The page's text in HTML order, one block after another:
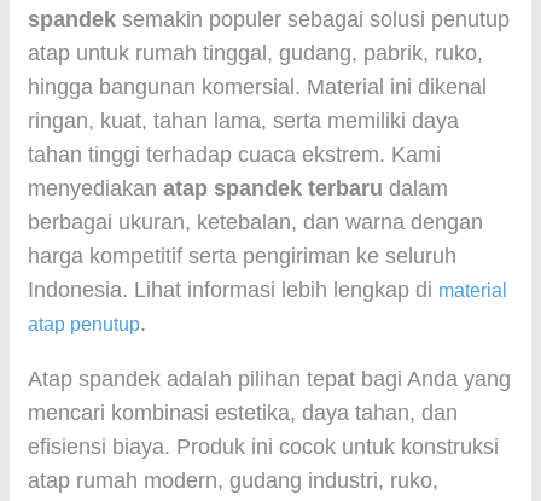
spandek semakin populer sebagai solusi penutup
atap untuk rumah tinggal, gudang, pabrik, ruko,
hingga bangunan komersial. Material ini dikenal
ringan, kuat, tahan lama, serta memiliki daya
tahan tinggi terhadap cuaca ekstrem. Kami
menyediakan atap spandek terbaru dalam
berbagai ukuran, ketebalan, dan warna dengan
harga kompetitif serta pengiriman ke seluruh
Indonesia. Lihat informasi lebih lengkap di material
atap penutup.
Atap spandek adalah pilihan tepat bagi Anda yang
mencari kombinasi estetika, daya tahan, dan
efisiensi biaya. Produk ini cocok untuk konstruksi
atap rumah modern, gudang industri, ruko,